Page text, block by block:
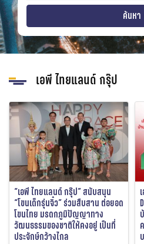
strain-station
ค้นหา
เอพี ไทยแลนด์ กรุ๊ป
“เอพี ไทยแลนด์ กรุ๊ป” สนับสนุน
“โขนเด็กรุ่นจิ๋ว” ร่วมสืบสาน ต่อยอด
โขนไทย มรดกภูมิปัญญาทาง
วัฒนธรรมของชาติให้คงอยู่ เป็นที่
ประจักษ์กว้างไกล